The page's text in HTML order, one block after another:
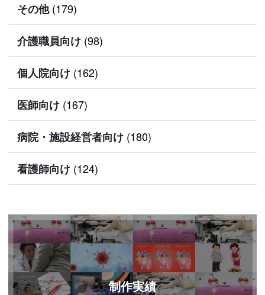
その他(179)
介護職員向け (98)
個人院向け (162)
医師向け (167)
病院・施設経営者向け (180)
看護師向け (124)
制作実績